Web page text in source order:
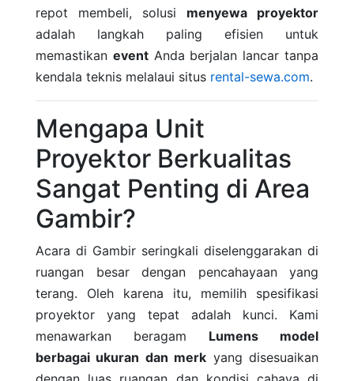
repot membeli, solusi menyewa proyektor
adalah langkah paling efisien untuk
memastikan eventAnda berjalan lancar tanpa
kendala teknis melalaui situs rental-sewa.com.
Mengapa Unit
Proyektor Berkualitas
Sangat Penting di Area
Gambir?
Acara di Gambir seringkali diselenggarakan di
ruangan besar dengan pencahayaan yang
terang. Oleh karena itu, memilih spesifikasi
proyektor yang tepat adalah kunci. Kami
menawarkan beragam Lumens model
berbagai ukuran dan merk yang disesuaikan